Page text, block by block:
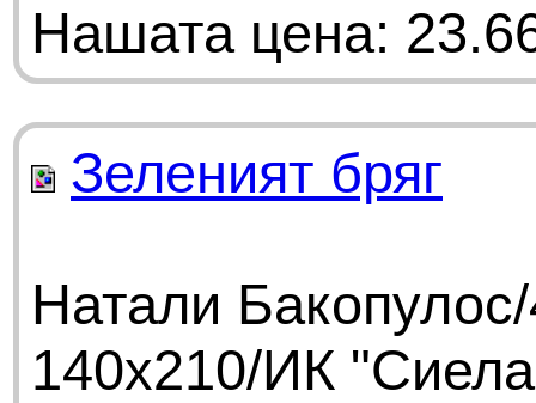
Нашата цена:
Зеленият бряг
Натали
140х210/ИК